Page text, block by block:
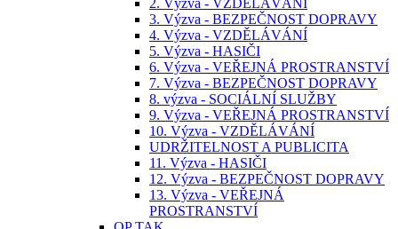
2. Výzva - VZDĚLÁVÁNÍ
3. Výzva - BEZPEČNOST DOPRAVY
4. Výzva - VZDĚLÁVÁNÍ
5. Výzva - HASIČI
6. Výzva - VEŘEJNÁ PROSTRANSTVÍ
7. Výzva - BEZPEČNOST DOPRAVY
8. výzva - SOCIÁLNÍ SLUŽBY
9. Výzva - VEŘEJNÁ PROSTRANSTVÍ
10. Výzva - VZDĚLÁVÁNÍ
UDRŽITELNOST A PUBLICITA
11. Výzva - HASIČI
12. Výzva - BEZPEČNOST DOPRAVY
13. Výzva - VEŘEJNÁ
PROSTRANSTVÍ